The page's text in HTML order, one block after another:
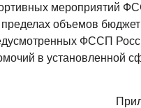
мероприятий
пределах объемов
ФССП
в установленной